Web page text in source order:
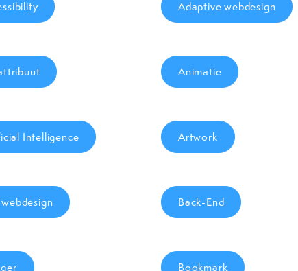
Adaptive webdesign
Animatie
Intelligence Artwork
Back-End
Bookmark